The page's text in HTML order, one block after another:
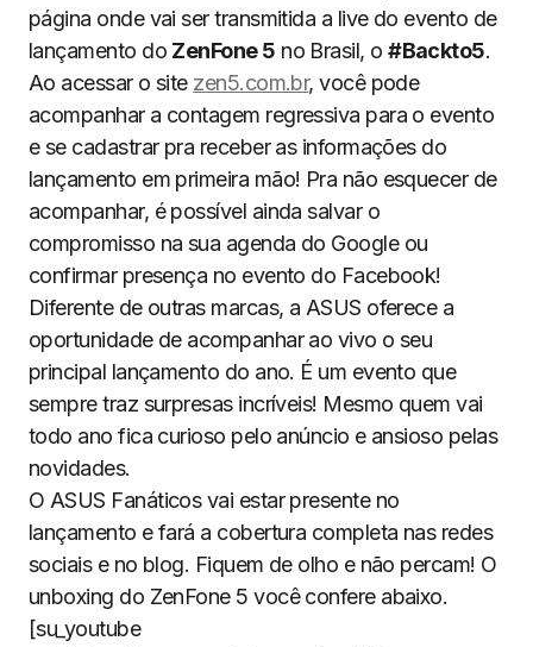
página onde vai ser transmitida a live do evento de
lançamento do ZenFone 5 no Brasil, o#Backto5.
Ao acessar o site zen5.com.br, você pode
acompanhar a contagem regressiva para o evento
e se cadastrar pra receber as informações do
lançamento em primeira mão! Pra não esquecer de
acompanhar, é possível ainda salvar o
compromisso na sua agenda do Google ou
confirmar presença no evento do Facebook!
Diferente de outras marcas, a ASUS oferece a
oportunidade de acompanhar ao vivo o seu
principal lançamento do ano. É um evento que
sempre traz surpresas incríveis! Mesmo quem vai
todo ano fica curioso pelo anúncio e ansioso pelas
novidades.
O ASUS Fanáticos vai estar presente no
lançamento e fará a cobertura completa nas redes
sociais e no blog. Fiquem de olho e não percam! O
unboxing do ZenFone 5 você confere abaixo.
[su_youtube